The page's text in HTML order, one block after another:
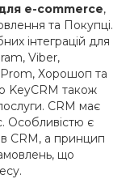
e-commerce,
та Покупці.
інтеграцій для
Viber,
Хорошоп та
KeyCRM також
CRM має
Особливістю є
CRM, а принцип
що